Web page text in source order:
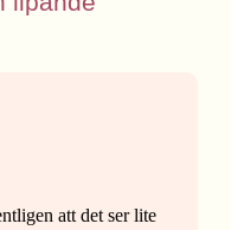
att det ser lite